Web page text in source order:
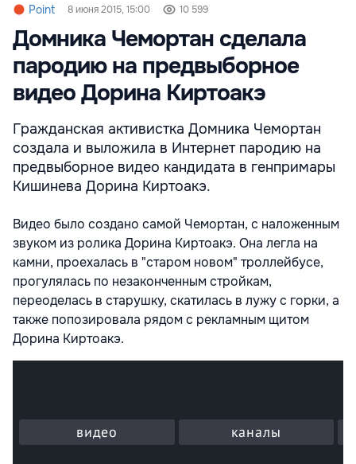
Point 8 июня 2015, 15:00 10 599
Домника Чемортан сделала
пародию на предвыборное
видео Дорина Киртоакэ
Гражданская активистка Домника Чемортан
создала и выложила в Интернет пародию на
предвыборное видео кандидата в генпримары
Кишинева Дорина Киртоакэ.
Видео было создано самой Чемортан, с наложенным
звуком из ролика Дорина Киртоакэ. Она легла на
камни, проехалась в "старом новом" троллейбусе,
прогулялась по незаконченным стройкам,
переоделась в старушку, скатилась в лужу с горки, а
также попозировала рядом с рекламным щитом
Дорина Киртоакэ.